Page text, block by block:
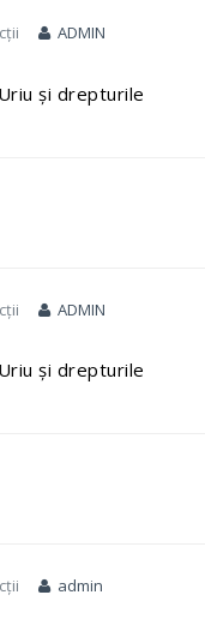
ADMIN
și drepturile
ADMIN
și drepturile
admin